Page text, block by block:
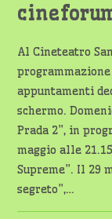
Al Cineteatro
appuntamenti
schermo.
Prada 2”, in
maggio alle
Supreme”. Il 29
segreto”,…